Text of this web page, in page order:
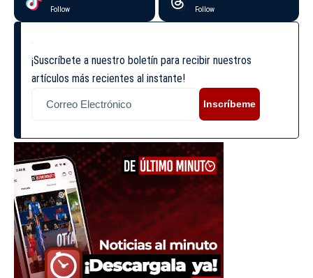
Follow Follow
¡Suscríbete a nuestro boletín para recibir nuestros
artículos más recientes al instante!
Inscríbeme